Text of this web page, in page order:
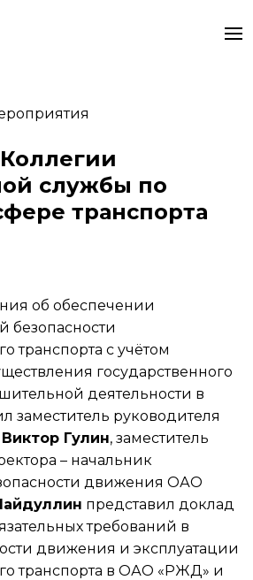
службы по
транспорта
об обеспечении
безопасности
транспорта с учётом
государственного
деятельности в
заместитель руководителя
Виктор Гулин, заместитель
– начальник
движения ОАО
представил доклад
требований в
движения и эксплуатации
транспорта в ОАО «РЖД» и